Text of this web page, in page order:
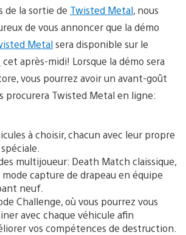
de la sortie de Twisted Metal, nous
de vous annoncer que la démo
Metalsera disponible sur le
cet après-midi! Lorsque la démo sera
vous pourrez avoir un avant-goût
procurera Twisted Metal en ligne:
à choisir, chacun avec leur propre
multijoueur: Death Match claissique,
capture de drapeau en équipe
neuf.
Challenge, où vous pourrez vous
avec chaque véhicule afin
vos compétences de destruction.